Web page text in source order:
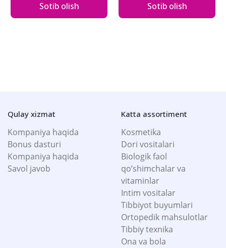
Sotib olish Sotib olish
Qulay xizmat
Kompaniya haqida
Bonus dasturi
Kompaniya haqida
Savol javob
Katta assortiment
Kosmetika
Dori vositalari
Biologik faol
qo’shimchalar va
vitaminlar
Intim vositalar
Tibbiyot buyumlari
Ortopedik mahsulotlar
Tibbiy texnika
Ona va bola